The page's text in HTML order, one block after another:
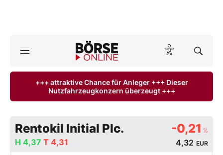
ktuelle Ausgabe BÖRSE ONLINE lesen
Finanz-Check
+++ attraktive Chance für Anleger +++ Dieser
Nutzfahrzeugkonzern überzeugt +++
Rentokil Initial Plc. -0,21 %
4,32 EUR
H 4,37 T 4,31